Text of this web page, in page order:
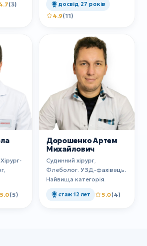
(3) досвід 27 років
4.9(11)
5.0(5)
Дорошенко Артем
Михайлович
Судинний хірург,
Флеболог. УЗД-фахівець.
Найвища категорія.
стаж 12 лет 5.0(4)